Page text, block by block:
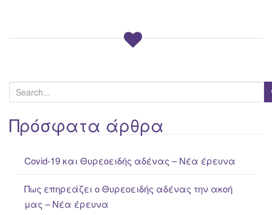
e
a
rΠρόσφατα άρθρα
Covid-19 και Θυρεοειδής αδένας – Νέα έρευνα
Πως επηρεάζει ο Θυρεοειδής αδένας την ακοή
μας – Νέα έρευνα